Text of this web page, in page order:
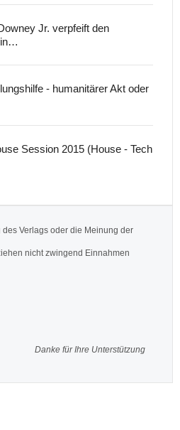
Jr. verpfeift den
- humanitärer Akt oder
Session 2015 (House - Tech
Verlags oder die Meinung der
nicht zwingend Einnahmen
Danke für Ihre Unterstützung